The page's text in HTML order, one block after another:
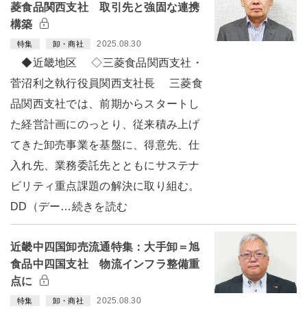
菱食品関西支社 取引先と強固な連携
構築
特集 卸・商社 2025.08.30
◆近畿地区 ◇三菱食品関西支社・
菅沼利之執行役員関西支社長 三菱食
品関西支社では、前期からスタートし
た経営計画にのっとり、従来積み上げ
てきた卸売事業を基盤に、得意先、仕
入れ先、業務委託先とともにサステナ
ビリティ重点課題の解決に取り組む。
DD（デー…続きを読む
近畿中四国卸売流通特集：大手卸＝旭
食品中四国支社 物流インフラ整備重
点に
特集 卸・商社 2025.08.30